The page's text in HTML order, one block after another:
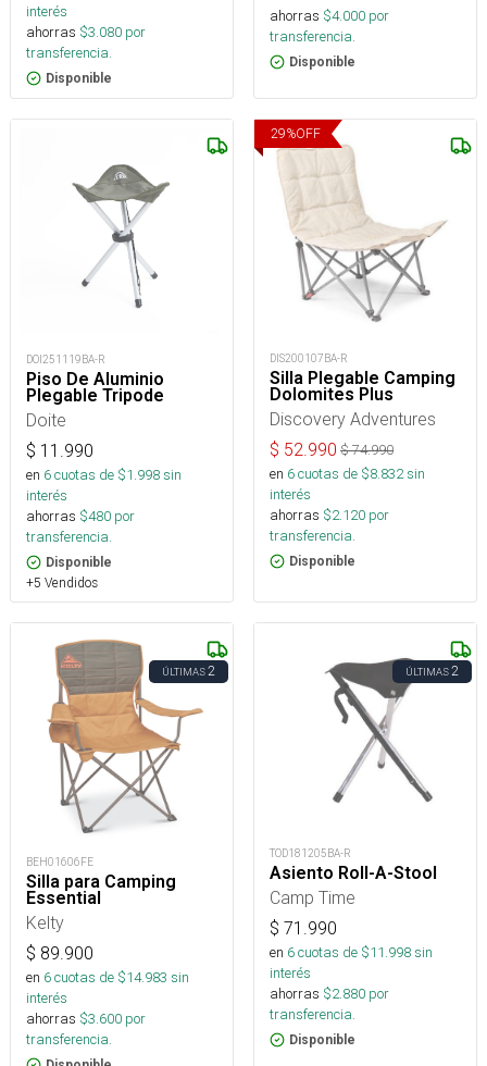
interés
ahorras $3.080 por
transferencia.
Disponible
ahorras $4.000 por
transferencia.
Disponible
DOI251119BA-R
Piso De Aluminio
Plegable Tripode
Doite
$ 11.990
en 6cuotas de $1.998sin
interés
ahorras $480 por
transferencia.
Disponible
+5 Vendidos
29%OFF
DIS200107BA-R
Silla Plegable Camping
Dolomites Plus
Discovery Adventures
$ 52.990 $74.990
en 6cuotas de $8.832sin
interés
ahorras $2.120 por
transferencia.
Disponible
ÚLTIMAS2
BEH01606FE
Silla para Camping
Essential
Kelty
$ 89.900
en 6cuotas de $14.983 sin
interés
ahorras $3.600 por
transferencia.
ÚLTIMAS2
TOD181205BA-R
Asiento Roll-A-Stool
Camp Time
$ 71.990
en 6cuotas de $11.998sin
interés
ahorras $2.880 por
transferencia.
Disponible